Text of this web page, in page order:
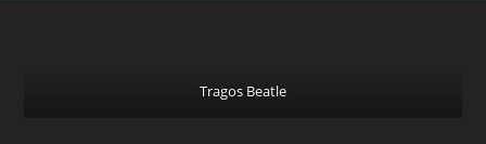
Tragos Beatle